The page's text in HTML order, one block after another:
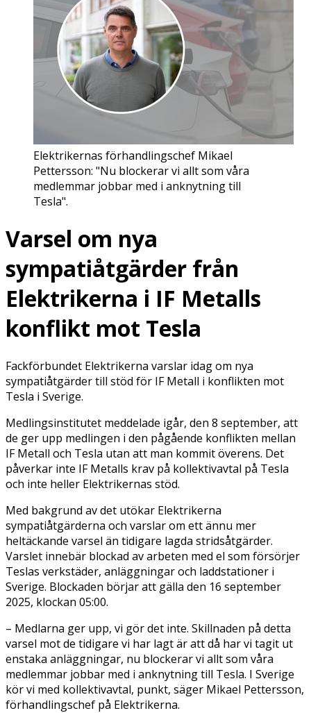
Elektrikernas förhandlingschef Mikael
Pettersson: "Nu blockerar vi allt som våra
medlemmar jobbar med i anknytning till
Tesla".
Varsel om nya
sympatiåtgärder från
Elektrikerna i IF Metalls
konflikt mot Tesla
Fackförbundet Elektrikerna varslar idag om nya
sympatiåtgärder till stöd för IF Metall i konflikten mot
Tesla i Sverige.
Medlingsinstitutet meddelade igår, den 8 september, att
de ger upp medlingen i den pågående konflikten mellan
IF Metall och Tesla utan att man kommit överens. Det
påverkar inte IF Metalls krav på kollektivavtal på Tesla
och inte heller Elektrikernas stöd.
Med bakgrund av det utökar Elektrikerna
sympatiåtgärderna och varslar om ett ännu mer
heltäckande varsel än tidigare lagda stridsåtgärder.
Varslet innebär blockad av arbeten med el som försörjer
Teslas verkstäder, anläggningar och laddstationer i
Sverige. Blockaden börjar att gälla den 16 september
2025, klockan 05:00.
– Medlarna ger upp, vi gör det inte. Skillnaden på detta
varsel mot de tidigare vi har lagt är att då har vi tagit ut
enstaka anläggningar, nu blockerar vi allt som våra
medlemmar jobbar med i anknytning till Tesla. I Sverige
kör vi med kollektivavtal, punkt, säger Mikael Pettersson,
förhandlingschef på Elektrikerna.